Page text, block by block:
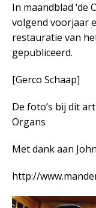
In maandblad ‘de
volgend voorjaar
restauratie van
gepubliceerd.
[Gerco Schaap]
De foto’s bij dit
Organs
Met dank aan
http://